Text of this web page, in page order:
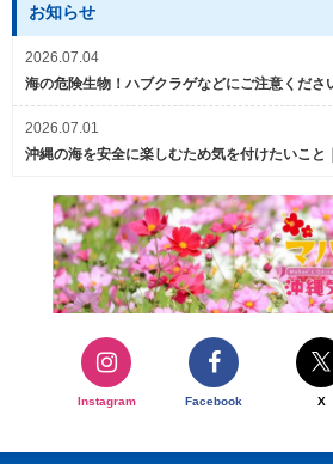
お知らせ
2026.07.04
海の危険生物！ハブクラゲなどにご注意くださ
2026.07.01
沖縄の海を安全に楽しむため気を付けたいこと
Instagram Facebook X